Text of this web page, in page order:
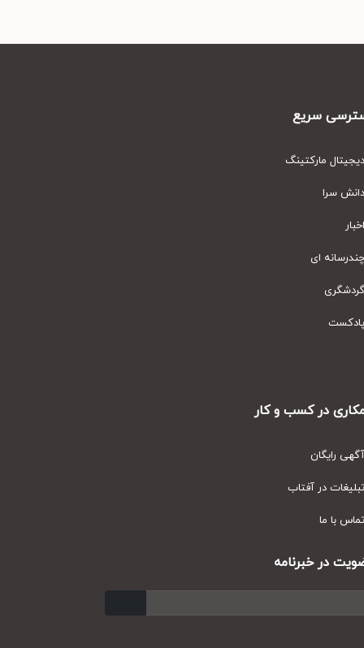
سریع
مارکتینگ
سرا
ای
در کسب و کار
رایگان
در آفتاب
با ما
در خبرنامه